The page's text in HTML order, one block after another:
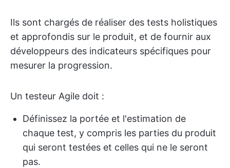
Ils sont chargés de réaliser des tests holistiques
et approfondis sur le produit, et de fournir aux
développeurs des indicateurs spécifiques pour
mesurer la progression.
Un testeur Agile doit :
Définissez la portée et l'estimation de
chaque test, y compris les parties du produit
qui seront testées et celles qui ne le seront
pas.